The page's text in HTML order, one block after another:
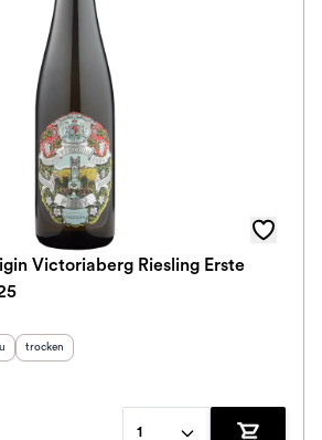
Victoriaberg Riesling Erste
:
Geschmack
trocken
1